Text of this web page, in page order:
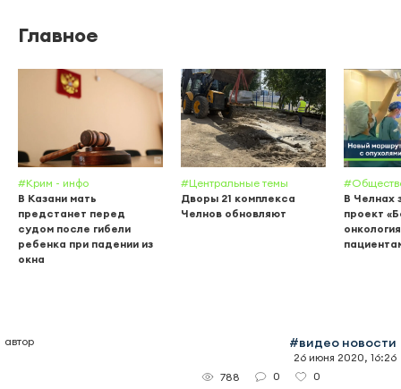
Главное
#Крим - инфо
В Казани мать
предстанет перед
судом после гибели
ребенка при падении из
окна
#Центральные темы
Дворы 21 комплекса
Челнов обновляют
В Челнах
проект
автор #видео новости
26 июня 2020, 16:26
788
0 0